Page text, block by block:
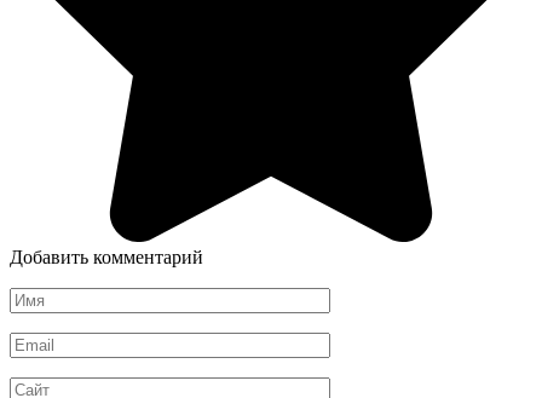
Добавить комментарий
Имя
*
Email
*
Сайт